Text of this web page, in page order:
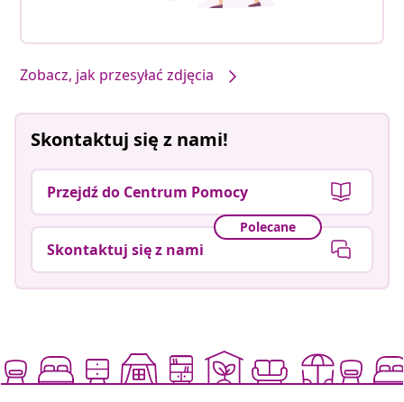
Zobacz, jak przesyłać zdjęcia
Skontaktuj się z nami!
Przejdź do Centrum Pomocy
Polecane
Skontaktuj się z nami